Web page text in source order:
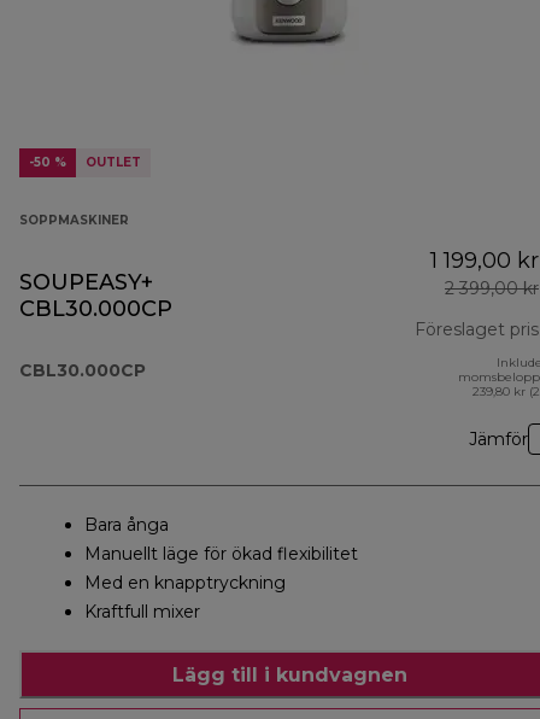
-50 % OUTLET
SOPPMASKINER
SOUPEASY+
CBL30.000CP
CBL30.000CP
1 199,00 kr
2 399,00 kr
Föreslaget pris
239,80 kr
Jämför
Bara ånga
Manuellt läge för ökad flexibilitet
Med en knapptryckning
Kraftfull mixer
Lägg till i kundvagnen